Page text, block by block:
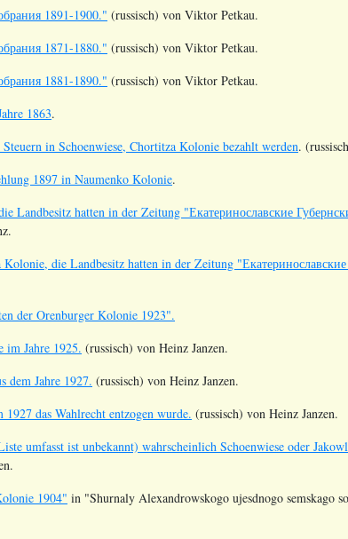
1891-1900." (russisch) von Viktor Petkau.
1871-1880." (russisch) von Viktor Petkau.
1881-1890." (russisch) von Viktor Petkau.
1863.
in Schoenwiese, Chortitza Kolonie bezahlt werden.
1897 in Naumenko Kolonie.
Landbesitz hatten in der Zeitung "Екатеринославские
die Landbesitz hatten in der Zeitung
der Orenburger Kolonie 1923".
im Jahre 1925. (russisch) von Heinz Janzen.
dem Jahre 1927. (russisch) von Heinz Janzen.
das Wahlrecht entzogen wurde. (russisch) von Heinz Janzen.
umfasst ist unbekannt) wahrscheinlich Schoenwiese oder
1904" in "Shurnaly Alexandrowskogo ujesdnogo semskago